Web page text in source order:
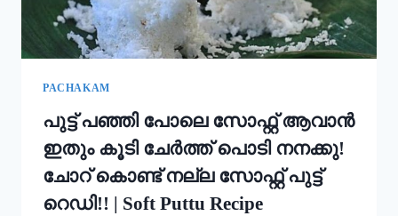
STYLE
EASY
APPAM
PACHAKAM
പുട്ട് പഞ്ഞി പോലെ സോഫ്റ്റ് ആവാൻ
ഇതും കൂടി ചേർത്ത് പൊടി നനക്കു!
ചോറ് കൊണ്ട് നല്ല സോഫ്റ്റ് പുട്ട്
റെഡി!! | Soft Puttu Recipe